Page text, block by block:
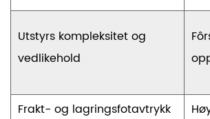
Utstyrs kompleksitet og
vedlikehold
Frakt- og lagringsfotavtrykk